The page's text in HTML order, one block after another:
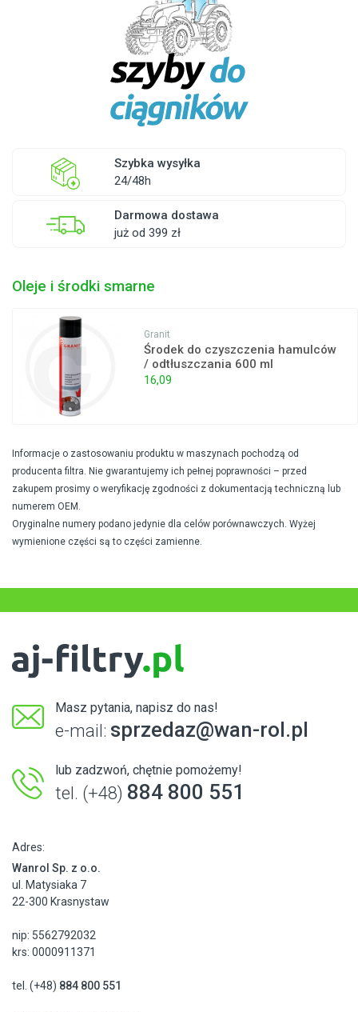
Szybka wysyłka
24/48h
Darmowa dostawa
już od 399 zł
Oleje i środki smarne
Granit
Środek do czyszczenia hamulców
/ odtłuszczania 600 ml
16,09
Informacje o zastosowaniu produktu w maszynach pochodzą od
producenta filtra. Nie gwarantujemy ich pełnej poprawności – przed
zakupem prosimy o weryfikację zgodności z dokumentacją techniczną lub
numerem OEM.
Oryginalne numery podano jedynie dla celów porównawczych. Wyżej
wymienione części są to części zamienne.
Masz pytania, napisz do nas!
e-mail: sprzedaz@wan-rol.pl
lub zadzwoń, chętnie pomożemy!
tel. (+48) 884 800 551
Adres:
Wanrol Sp. z o.o.
ul. Matysiaka 7
22-300 Krasnystaw
nip: 5562792032
krs: 0000911371
tel. (+48) 884 800 551